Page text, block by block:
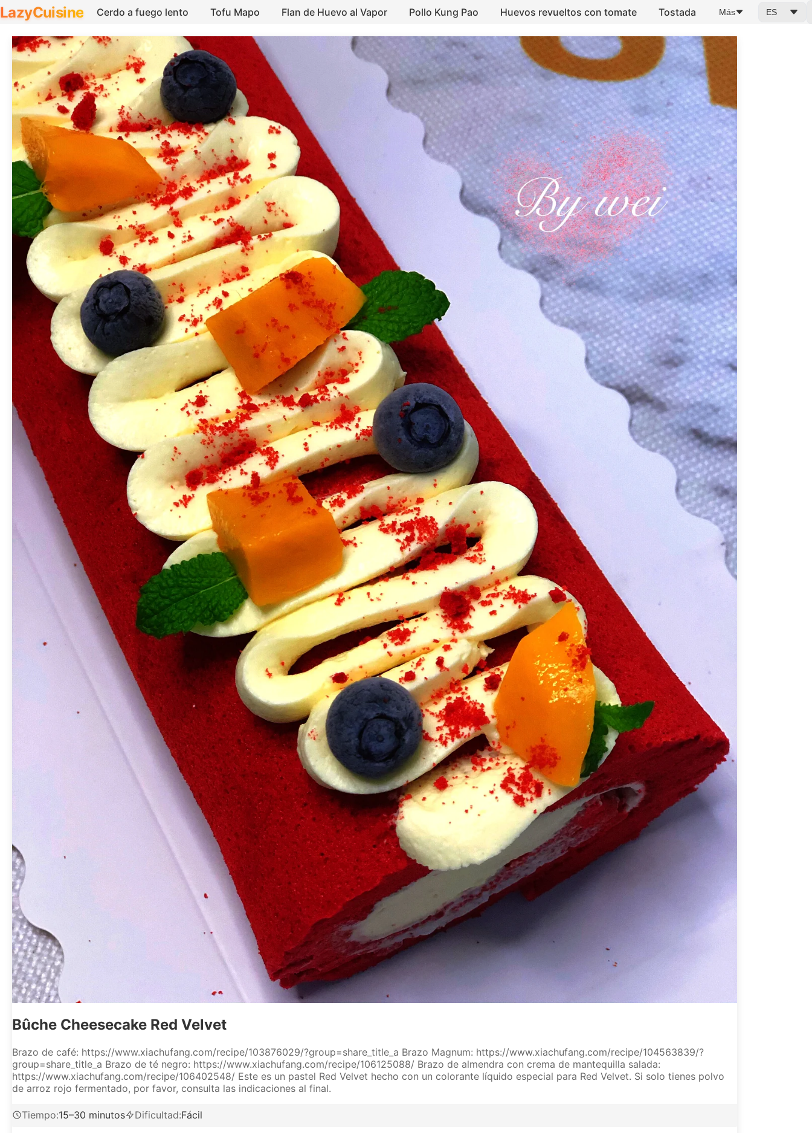
LazyCuisine Cerdo a fuego lento Tofu Mapo Flan de Huevo al Vapor Pollo Kung Pao Huevos revueltos con tomate Tostada Más ES
Bûche Cheesecake Red Velvet
Brazo de café: https://www.xiachufang.com/recipe/103876029/?group=share_title_a Brazo Magnum: https://www.xiachufang.com/recipe/104563839/?
group=share_title_a Brazo de té negro: https://www.xiachufang.com/recipe/106125088/ Brazo de almendra con crema de mantequilla salada:
https://www.xiachufang.com/recipe/106402548/ Este es un pastel Red Velvet hecho con un colorante líquido especial para Red Velvet. Si solo tienes polvo
de arroz rojo fermentado, por favor, consulta las indicaciones al final.
Tiempo:15–30 minutos Dificultad:Fácil